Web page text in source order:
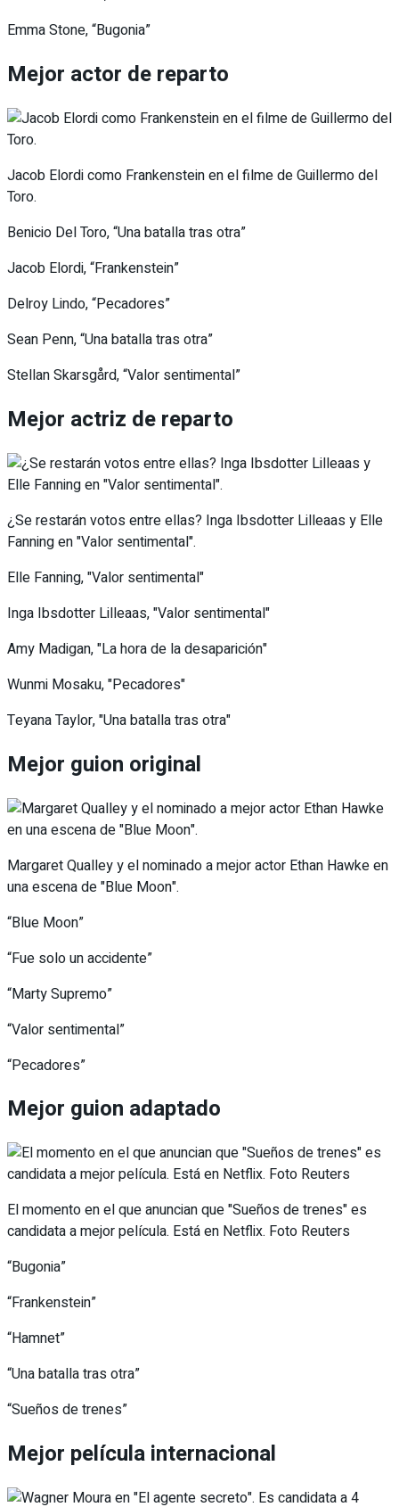
Emma Stone, “Bugonia”
Mejor actor de reparto
Jacob Elordi como Frankenstein en el filme de Guillermo del
Toro.
Benicio Del Toro, “Una batalla tras otra”
Jacob Elordi, “Frankenstein”
Delroy Lindo, “Pecadores”
Sean Penn, “Una batalla tras otra”
Stellan Skarsgård, “Valor sentimental”
Mejor actriz de reparto
¿Se restarán votos entre ellas? Inga Ibsdotter Lilleaas y Elle
Fanning en "Valor sentimental".
Elle Fanning, "Valor sentimental"
Inga Ibsdotter Lilleaas, "Valor sentimental"
Amy Madigan, "La hora de la desaparición"
Wunmi Mosaku, "Pecadores"
Teyana Taylor, "Una batalla tras otra"
Mejor guion original
Margaret Qualley y el nominado a mejor actor Ethan Hawke en
una escena de "Blue Moon".
“Blue Moon”
“Fue solo un accidente”
“Marty Supremo”
“Valor sentimental”
“Pecadores”
Mejor guion adaptado
El momento en el que anuncian que "Sueños de trenes" es
candidata a mejor película. Está en Netflix. Foto Reuters
“Bugonia”
“Frankenstein”
“Hamnet”
“Una batalla tras otra”
“Sueños de trenes”
Mejor película internacional